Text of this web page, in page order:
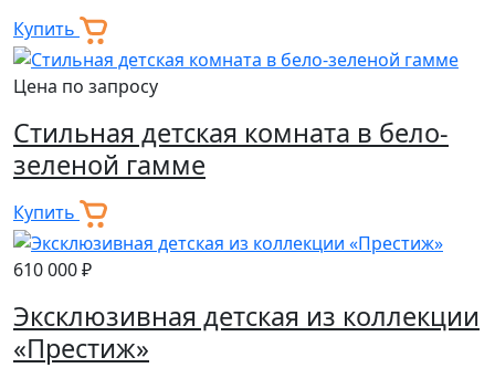
Купить
Цена по запросу
Стильная детская комната в бело-
зеленой гамме
Купить
610 000 ₽
Эксклюзивная детская из коллекции
«Престиж»